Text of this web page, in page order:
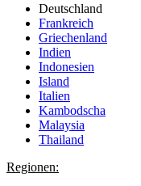
Deutschland
Frankreich
Griechenland
Indien
Indonesien
Island
Italien
Kambodscha
Malaysia
Thailand
Regionen: